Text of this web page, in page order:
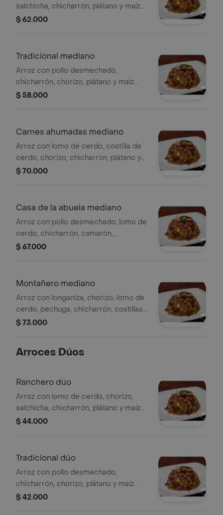
salchicha, chicharrón, plátano y maíz
tierno, para 3 a 4 personas.
$ 62.000
Tradicional mediano
Arroz con pollo desmechado,
chicharrón, chorizo, plátano y maíz
tierno, para 3 a 4 personas.
$ 58.000
Carnes ahumadas mediano
Arroz con lomo de cerdo, costilla de
cerdo, chorizo, chicharrón, plátano y
maíz tierno, para 3 a 4 personas.
$ 70.000
Casa de la abuela mediano
Arroz con pollo desmechado, lomo de
cerdo, chicharrón, camarón,
salchicha, chorizo, plátano y maíz
$ 67.000
Montañero mediano
Arroz con longaniza, chorizo, lomo de
cerdo, pechuga, chicharrón, costillas
de cerdo, frijol y plátano, para 3 a 4
$ 73.000
Arroces Dúos
Ranchero dúo
Arroz con lomo de cerdo, chorizo,
salchicha, chicharrón, plátano y maíz
tierno, para 2 personas.
$ 44.000
Tradicional dúo
Arroz con pollo desmechado,
chicharrón, chorizo, plátano y maíz
tierno, para 2 personas.
$ 42.000